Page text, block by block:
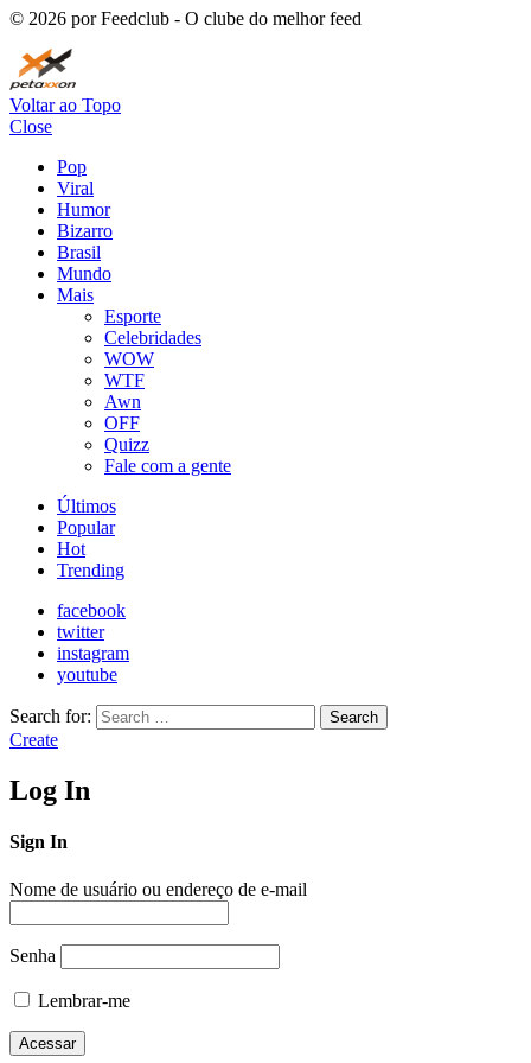
© 2026 por Feedclub - O clube do melhor feed
Voltar ao Topo
Close
Pop
Viral
Humor
Bizarro
Brasil
Mundo
Mais
Esporte
Celebridades
WOW
WTF
Awn
OFF
Quizz
Fale com a gente
Últimos
Popular
Hot
Trending
facebook
twitter
instagram
youtube
Search for: Search
Create
Log In
Sign In
Nome de usuário ou endereço de e-mail
Senha
Lembrar-me